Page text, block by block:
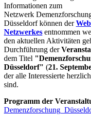
Informationen zum
Netzwerk
Düsseldorf können der
Netzwerkes entnommen
den aktuellen Aktivitäten
Durchführung der
dem Titel
Düsseldorf" (21.
der alle Interessierte
sind.
Programm der